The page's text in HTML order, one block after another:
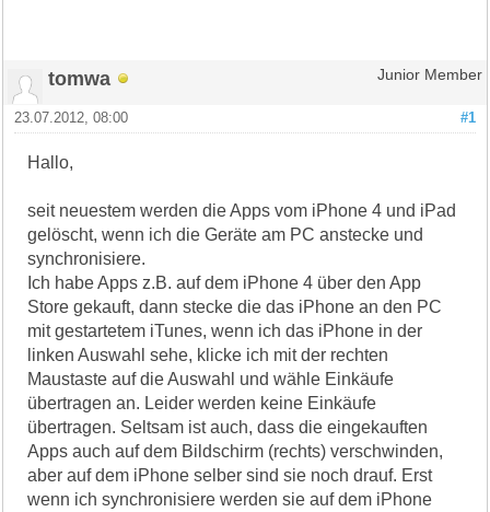
tomwa Junior Member
#1
23.07.2012, 08:00
Hallo,
seit neuestem werden die Apps vom iPhone 4 und iPad
gelöscht, wenn ich die Geräte am PC anstecke und
synchronisiere.
Ich habe Apps z.B. auf dem iPhone 4 über den App
Store gekauft, dann stecke die das iPhone an den PC
mit gestartetem iTunes, wenn ich das iPhone in der
linken Auswahl sehe, klicke ich mit der rechten
Maustaste auf die Auswahl und wähle Einkäufe
übertragen an. Leider werden keine Einkäufe
übertragen. Seltsam ist auch, dass die eingekauften
Apps auch auf dem Bildschirm (rechts) verschwinden,
aber auf dem iPhone selber sind sie noch drauf. Erst
wenn ich synchronisiere werden sie auf dem iPhone